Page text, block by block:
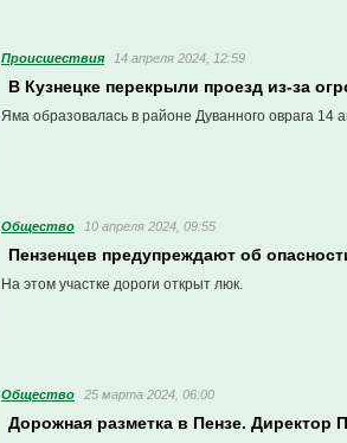
Проиcшествия 14 апреля 2024, 12:59
В Кузнецке перекрыли проезд из-за
Яма образовалась в районе Дуванного оврага
Общество 10 апреля 2024, 09:55
Пензенцев предупреждают об
На этом участке дороги открыт люк.
Общество 25 марта 2024, 06:00
Дорожная разметка в Пензе. Директор